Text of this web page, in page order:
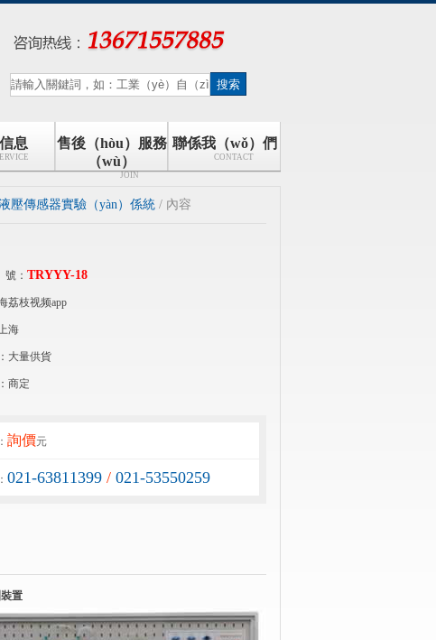
息
售後（hòu）服務
（wù）
JOIN
聯係我（wǒ）們
CONTACT
壓傳感器實驗（yàn）係統 / 內容
號： TRYYY-18
荔枝视频app
海
大量供貨
商定
詢價元
021-63811399 / 021-53550259
置